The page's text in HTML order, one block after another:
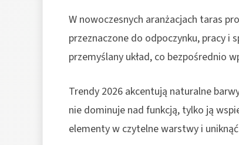
W nowoczesnych aranżacjach taras
przeznaczone do odpoczynku, pracy i
przemyślany układ, co bezpośrednio
Trendy 2026 akcentują naturalne
nie dominuje nad funkcją, tylko ją
elementy w czytelne warstwy i